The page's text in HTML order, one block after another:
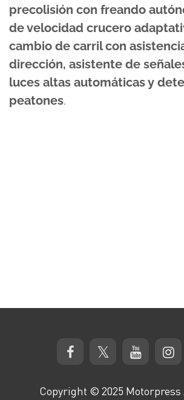
precolisión con freando
de velocidad crucero
cambio de carril con
dirección, asistente de
luces altas automáticas y
peatones.
Copyright © 2025